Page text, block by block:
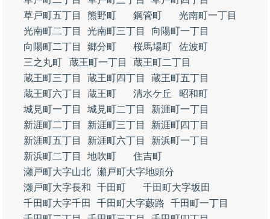
草戸町五丁目
熊野町 鋼管町
光南町一丁目
光南町二丁目
光南町三丁目
向陽町一丁目
向陽町二丁目
郷分町 桜馬場町
佐波町
三之丸町
蔵王町一丁目
蔵王町二丁目
蔵王町三丁目
蔵王町四丁目
蔵王町五丁目
蔵王町六丁目
蔵王町 清水ケ丘
昭和町
城見町一丁目
城見町二丁目
新涯町一丁目
新涯町二丁目
新涯町三丁目
新涯町四丁目
新涯町五丁目
新涯町六丁目
新浜町一丁目
新浜町二丁目
地吹町
住吉町
瀬戸町大字山北 瀬戸町大字地頭分
瀬戸町大字長和
千田町
千田町大字坂田
千田町大字千田
千田町大字藪路
千田町一丁目